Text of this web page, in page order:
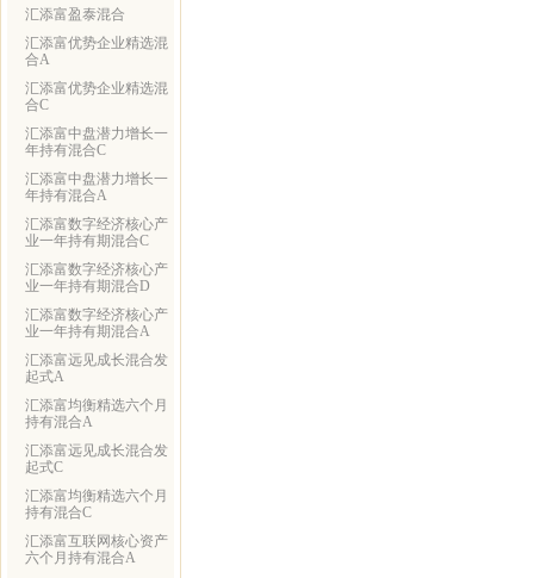
汇添富盈泰混合
汇添富优势企业精选混
合A
汇添富优势企业精选混
合C
汇添富中盘潜力增长一
年持有混合C
汇添富中盘潜力增长一
年持有混合A
汇添富数字经济核心产
业一年持有期混合C
汇添富数字经济核心产
业一年持有期混合D
汇添富数字经济核心产
业一年持有期混合A
汇添富远见成长混合发
起式A
汇添富均衡精选六个月
持有混合A
汇添富远见成长混合发
起式C
汇添富均衡精选六个月
持有混合C
汇添富互联网核心资产
六个月持有混合A